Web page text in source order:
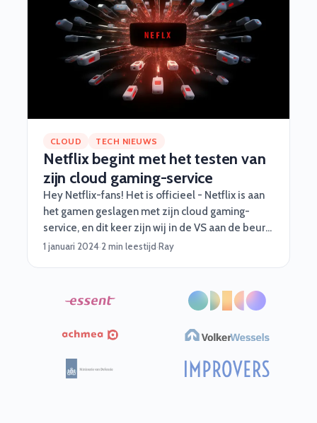
CLOUD TECH NIEUWS
Netflix begint met het testen van
zijn cloud gaming-service
Hey Netflix-fans! Het is officieel - Netflix is aan
het gamen geslagen met zijn cloud gaming-
service, en dit keer zijn wij in de VS aan de beurt!
Eerder werden al wat tests gedaan in Canada en
1 januari 2024·2 min leestijd·Ray